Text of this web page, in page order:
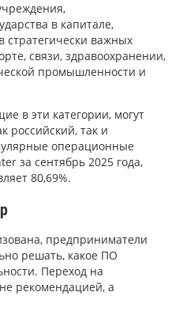
в капитале,
важных
связи, здравоохранении,
промышленности и
в эти категории, могут
российский, так и
операционные
за сентябрь 2025 года,
80,69%.
предприниматели
решать, какое ПО
Переход на
рекомендацией, а